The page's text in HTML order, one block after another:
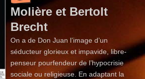
Molière et Bertolt
Brecht
On a de Don Juan l’image d’un
séducteur glorieux et impavide, libre-
penseur pourfendeur de l’hypocrisie
sociale ou religieuse. En adaptant la